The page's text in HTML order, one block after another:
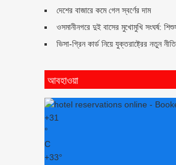
দেশের বাজারে কমে গেল স্বর্ণের দাম
ওসমানীনগরে দুই বাসের মুখোমুখি সংঘর্ষ:
ভিসা-গ্রিন কার্ড নিয়ে যুক্তরাষ্ট্রের নতুন
আবহাওয়া
+31
°
C
+33°